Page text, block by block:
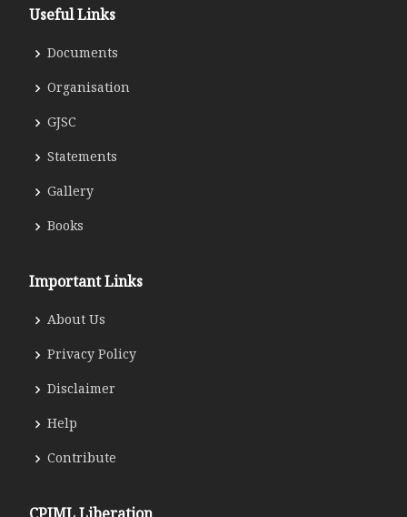
Useful Links
Documents
Organisation
GJSC
Statements
Gallery
Books
Important Links
About Us
Privacy Policy
Disclaimer
Help
Contribute